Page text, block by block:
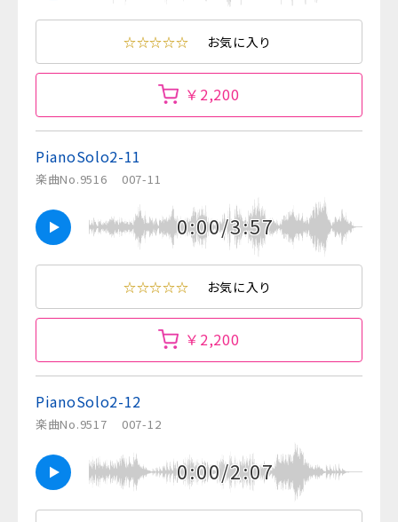
☆☆☆☆☆ お気に入り
￥2,200
PianoSolo2-11
楽曲No.9516 007-11
0:00/3:57
☆☆☆☆☆ お気に入り
￥2,200
PianoSolo2-12
楽曲No.9517 007-12
0:00/2:07